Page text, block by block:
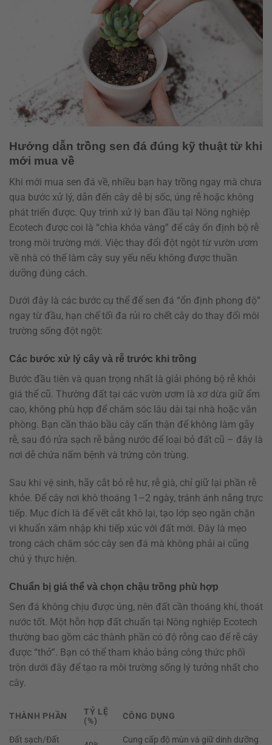
Hướng dẫn trồng sen đá đúng kỹ thuật từ khi
mới mua về
Khi mới mua sen đá về, nhiều bạn hay trồng ngay mà chưa
qua bước xử lý, dẫn đến cây dễ bị sốc, úng rễ hoặc không
phát triển được. Quy trình xử lý ban đầu tại Nông nghiệp
Ecotech được coi là “chìa khóa vàng” để cây ổn định bộ rễ
trong môi trường mới. Việc thay đổi đột ngột từ vườn ươm
về nhà có thể làm cây suy yếu nếu không được thuần
dưỡng đúng cách.
Dưới đây là các bước cụ thể để sen đá “ổn định phong độ”
ngay từ đầu, hạn chế tối đa rủi ro chết cây do thay đổi môi
trường sống đột ngột:
Các bước xử lý cây và rễ trước khi trồng
Bước đầu tiên và quan trọng nhất là giải phóng bộ rễ khỏi
giá thể cũ. Thường đất tại các vườn ươm là xơ dừa giữ ẩm
cao, không phù hợp để chăm sóc lâu dài tại nhà hoặc văn
phòng. Bạn cần tháo bầu cây cẩn thận để không làm gãy
rễ, sau đó rửa sạch rễ bằng nước để loại bỏ đất cũ – đây là
nơi dễ chứa nấm bệnh và trứng côn trùng.
Sau khi vệ sinh, hãy cắt bỏ rễ hư, rễ già, chỉ giữ lại phần rễ
khỏe. Để cây nơi khô thoáng 1–2 ngày, tránh ánh nắng trực
tiếp. Mục đích là để vết cắt khô lại, tạo lớp sẹo ngăn chặn
vi khuẩn xâm nhập khi tiếp xúc với đất mới. Đây là mẹo
trong cách chăm sóc cây sen đá mà không phải ai cũng
chú ý thực hiện.
Chuẩn bị giá thể và chọn chậu trồng phù hợp
Sen đá không chịu được úng, nên đất cần thoáng khí, thoát
nước tốt. Một hỗn hợp đất chuẩn tại Nông nghiệp Ecotech
thường bao gồm các thành phần có độ rỗng cao để rễ cây
được “thở”. Bạn có thể tham khảo bảng công thức phối
trộn dưới đây để tạo ra môi trường sống lý tưởng nhất cho
cây.
THÀNH PHẦN
TỶ LỆ
(%)
CÔNG DỤNG
Đất sạch/Đất
Cung cấp độ mùn và giữ dinh dưỡng